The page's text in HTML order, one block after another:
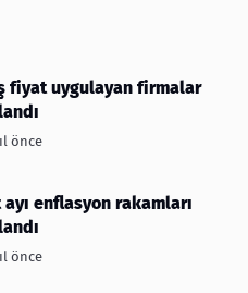
fiyat uygulayan firmalar
önce
enflasyon rakamları
önce